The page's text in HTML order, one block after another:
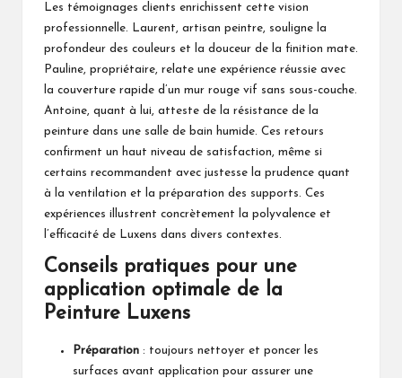
Les témoignages clients enrichissent cette vision
professionnelle. Laurent, artisan peintre, souligne la
profondeur des couleurs et la douceur de la finition mate.
Pauline, propriétaire, relate une expérience réussie avec
la couverture rapide d’un mur rouge vif sans sous-couche.
Antoine, quant à lui, atteste de la résistance de la
peinture dans une salle de bain humide. Ces retours
confirment un haut niveau de satisfaction, même si
certains recommandent avec justesse la prudence quant
à la ventilation et la préparation des supports. Ces
expériences illustrent concrètement la polyvalence et
l’efficacité de Luxens dans divers contextes.
Conseils pratiques pour une
application optimale de la
Peinture Luxens
Préparation : toujours nettoyer et poncer les
surfaces avant application pour assurer une